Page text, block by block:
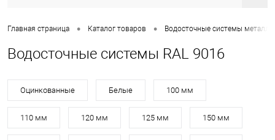
Главная страница • Каталог товаров • Водосточные системы
Водосточные системы RAL 9016
Оцинкованные Белые 100 мм
110 мм 120 мм 125 мм 150 мм